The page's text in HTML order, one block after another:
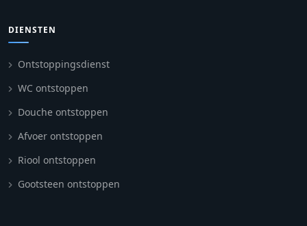
DIENSTEN
Ontstoppingsdienst
WC ontstoppen
Douche ontstoppen
Afvoer ontstoppen
Riool ontstoppen
Gootsteen ontstoppen